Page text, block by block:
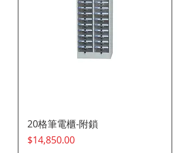
20格筆電櫃-附鎖
價格
$14,850.00